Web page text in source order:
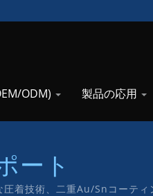
ODM) 製品の応用
ート
着技術、二重Au/Snコーティ